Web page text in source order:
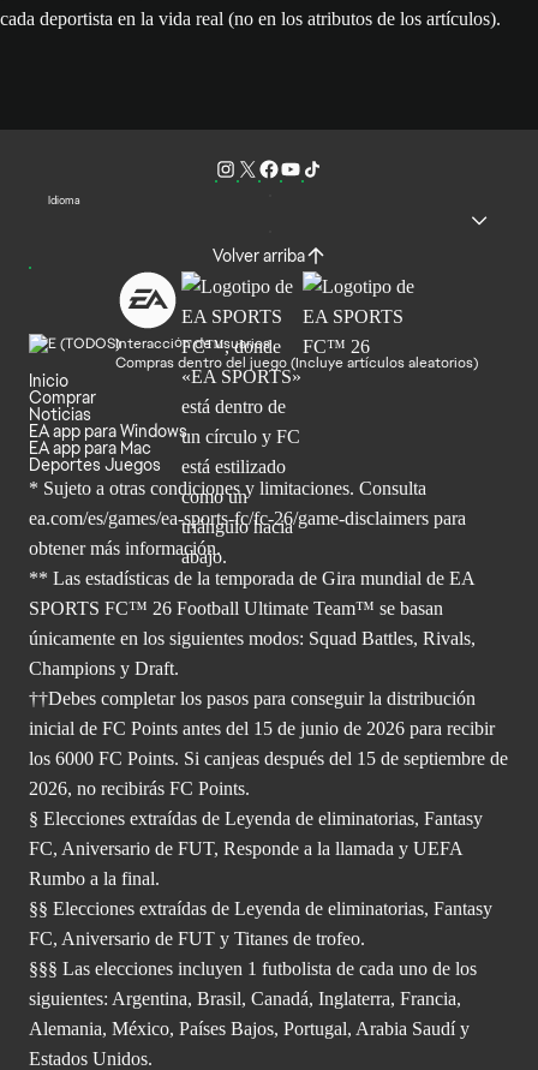
cada deportista en la vida real (no en los atributos de los artículos).
Idioma
Volver arriba
Interacción de usuarios
Compras dentro del juego (Incluye artículos aleatorios)
Inicio
Comprar
Noticias
EA app para Windows
EA app para Mac
Deportes Juegos
* Sujeto a otras condiciones y limitaciones. Consulta
ea.com/es/games/ea-sports-fc/fc-26/game-disclaimers para
obtenermás información.
** Las estadísticas de la temporada de Gira mundial de EA
SPORTS FC™ 26 Football Ultimate Team™ se basan
únicamente en los siguientes modos: Squad Battles, Rivals,
Champions y Draft.
††Debes completar los pasos para conseguir la distribución
inicial de FC Points antes del 15 de junio de 2026 para recibir
los 6000 FC Points. Si canjeas después del 15 de septiembre de
2026, no recibirás FC Points.
§ Elecciones extraídas de Leyenda de eliminatorias, Fantasy
FC, Aniversario de FUT, Responde a la llamada y UEFA
Rumbo a la final.
§§ Elecciones extraídas de Leyenda de eliminatorias, Fantasy
FC, Aniversario de FUT y Titanes de trofeo.
§§§ Las elecciones incluyen 1 futbolista de cada uno de los
siguientes: Argentina, Brasil, Canadá, Inglaterra, Francia,
Alemania, México, Países Bajos, Portugal, Arabia Saudí y
Estados Unidos.